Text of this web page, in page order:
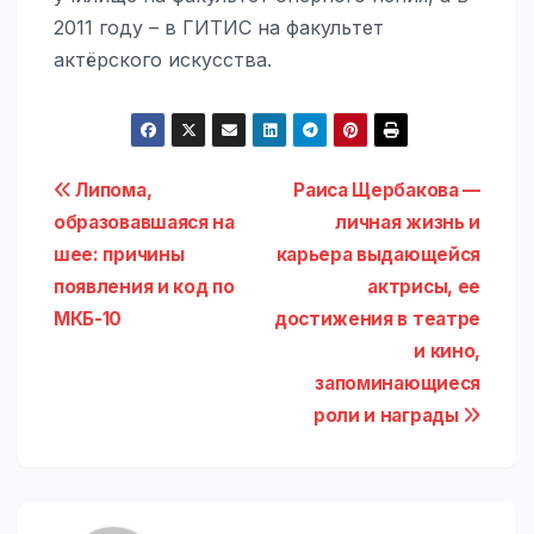
2011 году – в ГИТИС на факультет
актёрского искусства.
Навигация
по
записям
Раиса Щербакова —
личная жизнь и
карьера выдающейся
актрисы, ее
достижения в театре
и кино,
запоминающиеся
роли и награды
Липома,
образовавшаяся на
шее: причины
появления и код по
МКБ-10